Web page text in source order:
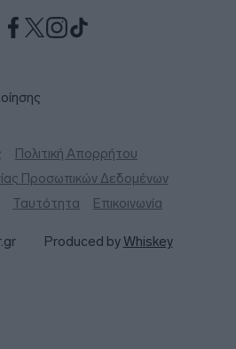
Πολιτική Απορρήτου
Προσωπικών Δεδομένων
Ταυτότητα Επικοινωνία
Produced byWhiskey